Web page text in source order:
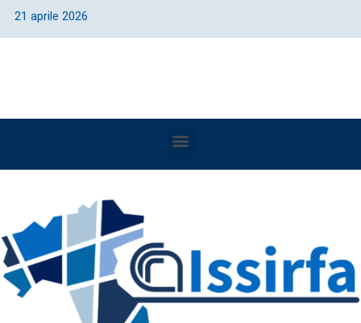
21 aprile 2026